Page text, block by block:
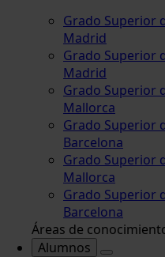
Grado Superior
Madrid
Grado Superior
Madrid
Grado Superior
Mallorca
Grado Superior
Barcelona
Grado Superior
Mallorca
Grado Superior
Barcelona
Áreas de
Alumnos